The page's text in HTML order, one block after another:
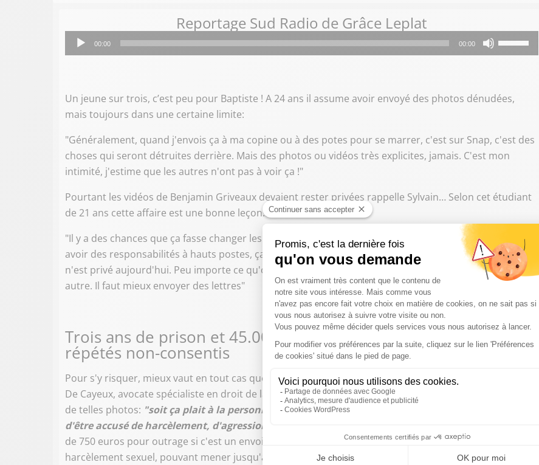
Reportage Sud Radio de Grâce Leplat
Lecteur
audio
00:00 00:00
les
pour
Un jeune sur trois, c’est peu pour Baptiste ! A 24 ans il assume avoir envoyé des photos dénudées,
mais toujours dans une certaine limite:
"Généralement, quand j'envois ça à ma copine ou à des potes pour se marrer, c'est sur Snap, c'est des
choses qui seront détruites derrière. Mais des photos ou vidéos très explicites, jamais. C'est mon
intimité, j'estime que les autres n'ont pas à voir ça !"
Pourtant les vidéos de Benjamin Griveaux devaient rester privées rappelle Sylvain… Selon cet étudiant
de 21 ans cette affaire est une bonne leçon…
"Il y a des chances que ça fasse changer les mentalités. Pour les gens qui seront amenés, plus tard, à
avoir des responsabilités à hauts postes, ça va les bloquer, leur faire prendre conscience que plus rien
n'est privé aujourd'hui. Peu importe ce qu'on met sur internet, ça sera utilisé d'une manière ou d'une
autre. Il faut mieux envoyer des lettres"
Trois ans de prison et 45.000 euros d'amende pour des envois
répétés non-consentis
Pour s'y risquer, mieux vaut en tout cas que cela soit explicitement consenti, explique Me Anne-Marie
De Cayeux, avocate spécialiste en droit de la famille, qui alerte sur les risques que représentent l’envoi
de telles photos: "soit ça plait à la personne et c'est tout bon, soit ça lui déplaît et vous risquez
d'être accusé de harcèlement, d'agression"
de 750 euros pour outrage si c'est un envoi unique. Des envois répétés, considérés comme
harcèlement sexuel, pouvant mener jusqu'à trois ans de la prison ferme et 45.000 euros d'amende.